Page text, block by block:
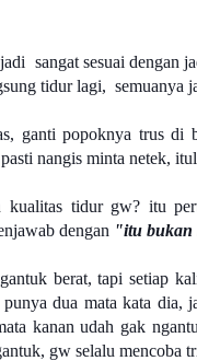
sangat sesuai dengan
tidur lagi, semuanya
ganti popoknya trus
nangis minta netek,
kualitas tidur gw? itu
dengan "itu bukan
berat, tapi setiap
dua mata kata dia,
kanan udah gak
gw selalu mencoba